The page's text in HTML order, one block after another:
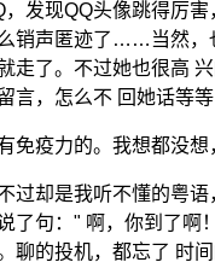
发现QQ头像跳得厉
销声匿迹了……当然，
走了。不过她也很高
言，怎么不 回她话等
免疫力的。我想都没想
过却是我听不懂的粤
了句：" 啊，你到了啊
聊的投机，都忘了 时